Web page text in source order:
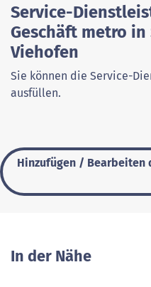
Service-
Geschäft metro
Viehofen
Sie können die Service-
ausfüllen.
Hinzufügen / Bearbeiten
In der Nähe